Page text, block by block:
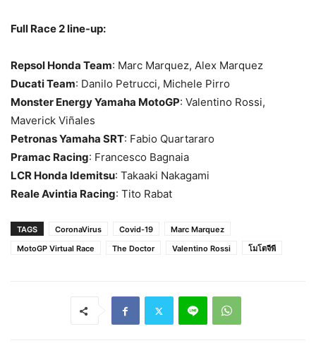
Full Race 2 line-up:
Repsol Honda Team: Marc Marquez, Alex Marquez
Ducati Team: Danilo Petrucci, Michele Pirro
Monster Energy Yamaha MotoGP: Valentino Rossi,
Maverick Viñales
Petronas Yamaha SRT: Fabio Quartararo
Pramac Racing: Francesco Bagnaia
LCR Honda Idemitsu: Takaaki Nakagami
Reale Avintia Racing: Tito Rabat
TAGS CoronaVirus Covid-19
Marc Marquez
MotoGP Virtual Race
The Doctor Valentino Rossi โมโตจีพี